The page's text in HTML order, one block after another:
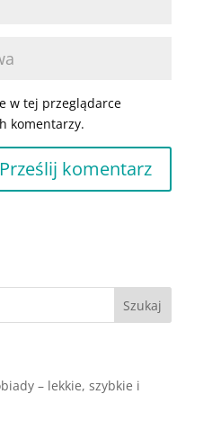
w tej przeglądarce
komentarzy.
– lekkie, szybkie i